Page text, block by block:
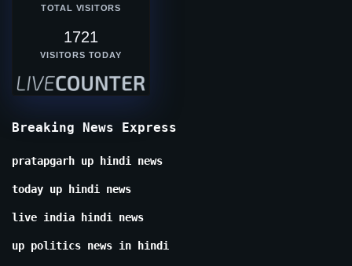
TOTAL VISITORS
1721
VISITORS TODAY
Breaking News Express
pratapgarh up hindi news
today up hindi news
live india hindi news
up politics news in hindi